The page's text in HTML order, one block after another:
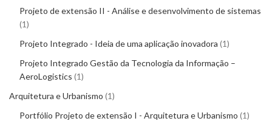
Projeto de extensão II - Análise e desenvolvimento de sistemas
1
Projeto Integrado - Ideia de uma aplicação inovadora 1
Projeto Integrado Gestão da Tecnologia da Informação –
AeroLogistics 1
Arquitetura e Urbanismo 1
Portfólio Projeto de extensão I - Arquitetura e Urbanismo 1